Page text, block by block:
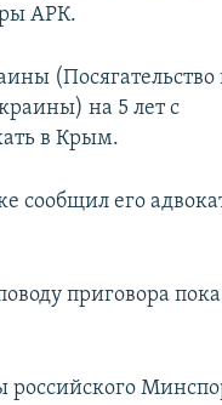
АРК.
(Посягательство
на 5 лет с
в Крым.
сообщил его
приговора пока
российского